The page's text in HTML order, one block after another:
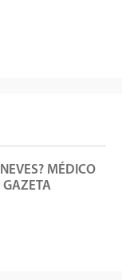
MÉDICO
GAZETA